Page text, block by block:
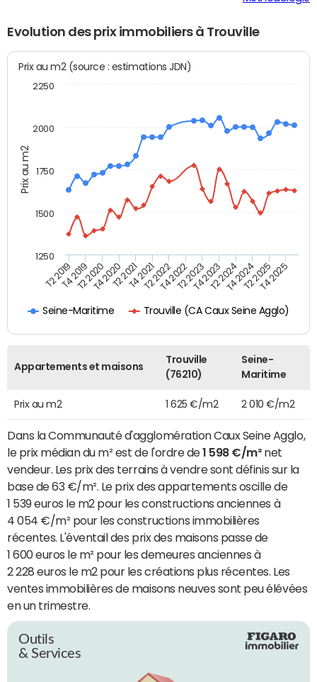
Evolution des prix immobiliers à Trouville
Prix au m2
Prix au m2 (source : estimations JDN)
Seine-Maritime Trouville (CA Caux Seine Agglo)
T2 2019T4 2019T2 2020T4 2020T2 2021T4 2021T2 2022T4 2022T2 2023T4 2023T2 2024T4 2024T2 2025T4 2025
2000
1250
1500
1750
2250
Appartements et maisons
Trouville
(76210)
Seine-
Maritime
Prix au m2 1 625 €/m2 2 010 €/m2
Dans la Communauté d'agglomération Caux Seine Agglo,
le prix médian du m² est de l'ordre de1 598 €/m²net
vendeur. Les prix des terrains à vendre sont définis sur la
base de 63 €/m². Le prix des appartements oscille de
1 539 euros le m2 pour les constructions anciennes à
4 054 €/m² pour les constructions immobilières
récentes. L'éventail des prix des maisons passe de
1 600 euros le m² pour les demeures anciennes à
2 228 euros le m2 pour les créations plus récentes. Les
ventes immobilières de maisons neuves sont peu élévées
en un trimestre.
Outils
& Services